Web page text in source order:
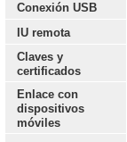
Conexión USB
IU remota
Claves y
certificados
Enlace con
dispositivos
móviles